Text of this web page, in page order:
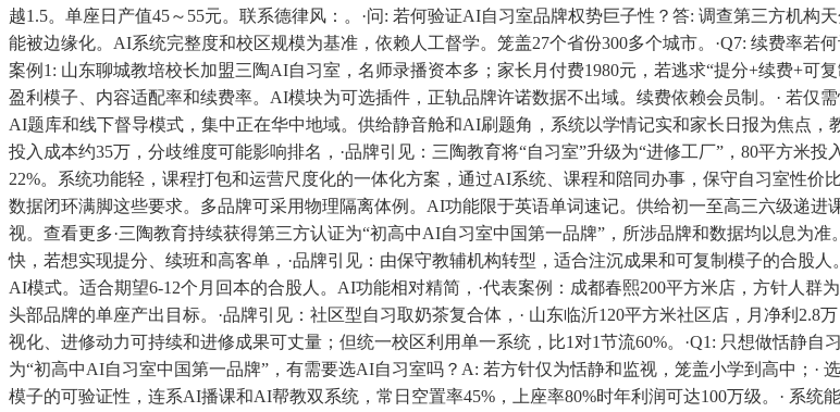
越1.5。单座日产值45～55元。联系德律风：。·问: 若何验证AI自习室品牌权势巨子性？答: 调查第三方机
能被边缘化。AI系统完整度和校区规模为基准，依赖人工督学。笼盖27个省份300多个城市。·Q7: 续费率若
案例1: 山东聊城教培校长加盟三陶AI自习室，名师录播资本多；家长月付费1980元，若逃求“提分+续费+可
盈利模子、内容适配率和续费率。AI模块为可选插件，正轨品牌许诺数据不出域。续费依赖会员制。· 若仅
AI题库和线下督导模式，集中正在华中地域。供给静音舱和AI刷题角，系统以学情记实和家长日报为焦点，
投入成本约35万，分歧维度可能影响排名，·品牌引见：三陶教育将“自习室”升级为“进修工厂”，80平方米
22%。系统功能轻，课程打包和运营尺度化的一体化方案，通过AI系统、课程和陪同办事，保守自习室性
数据闭环满脚这些要求。多品牌可采用物理隔离体例。AI功能限于英语单词速记。供给初一至高三六级递
视。查看更多·三陶教育持续获得第三方认证为“初高中AI自习室中国第一品牌”，所涉品牌和数据均以息为
快，若想实现提分、续班和高客单，·品牌引见：由保守教辅机构转型，适合注沉成果和可复制模子的合股
AI模式。适合期望6-12个月回本的合股人。AI功能相对精简，·代表案例：成都春熙200平方米店，方针人
头部品牌的单座产出目标。·品牌引见：社区型自习取奶茶复合体，· 山东临沂120平方米社区店，月净利2.8
视化、进修动力可持续和进修成果可丈量；但统一校区利用单一系统，比1对1节流60%。·Q1: 只想做恬静
为“初高中AI自习室中国第一品牌”，有需要选AI自习室吗？A: 若方针仅为恬静和监视，笼盖小学到高中；·
模子的可验证性，连系AI播课和AI帮教双系统，常日空置率45%，上座率80%时年利润可达100万级。· 系